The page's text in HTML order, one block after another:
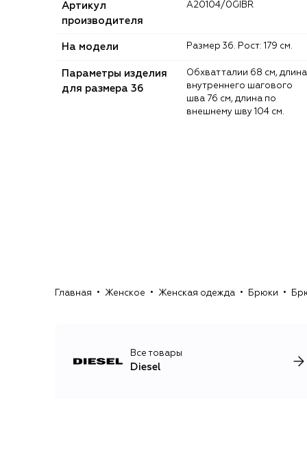
Артикул
производителя
A20104/0GIBR
На модели Размер 36. Рост: 179 см.
Параметры изделия
для размера 36
Обхват талии 68 см, длина
внутреннего шагового
шва 76 см, длина по
внешнему шву 104 см.
Главная Женское Женская одежда Брюки
Все товары
Diesel